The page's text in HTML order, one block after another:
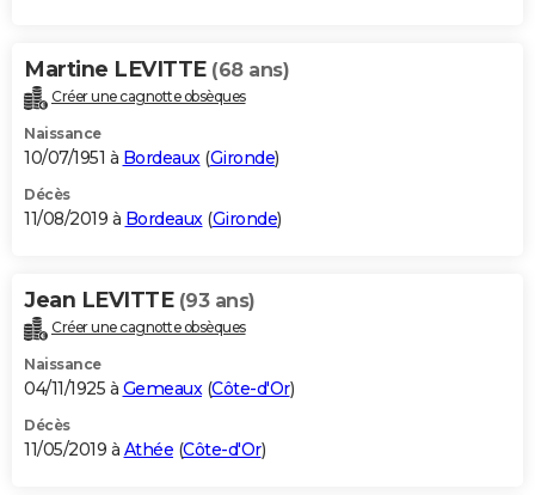
Martine LEVITTE (68 ans)
Créer une cagnotte obsèques
Naissance
10/07/1951 à Bordeaux(Gironde)
Décès
11/08/2019 à Bordeaux(Gironde)
Jean LEVITTE (93 ans)
Créer une cagnotte obsèques
Naissance
04/11/1925 à Gemeaux(Côte-d'Or)
Décès
11/05/2019 à Athée (Côte-d'Or)